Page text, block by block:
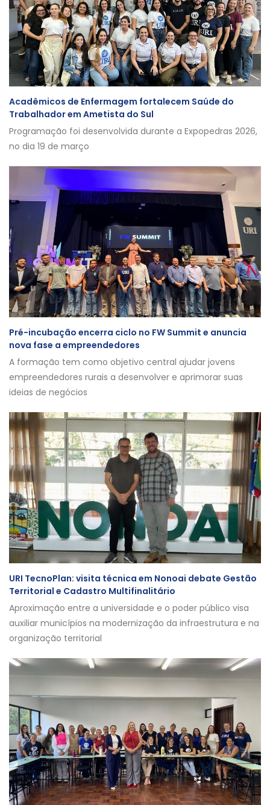
Acadêmicos de Enfermagem fortalecem Saúde do
Trabalhador em Ametista do Sul
Programação foi desenvolvida durante a Expopedras 2026,
no dia 19 de março
Pré-incubação encerra ciclo no FW Summit e anuncia
nova fase a empreendedores
A formação tem como objetivo central ajudar jovens
empreendedores rurais a desenvolver e aprimorar suas
ideias de negócios
URI TecnoPlan: visita técnica em Nonoai debate Gestão
Territorial e Cadastro Multifinalitário
Aproximação entre a universidade e o poder público visa
auxiliar municípios na modernização da infraestrutura e na
organização territorial